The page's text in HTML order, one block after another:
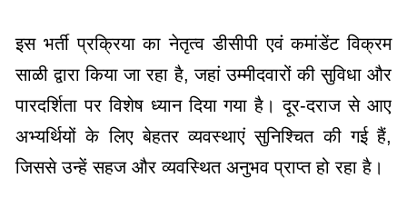
इस भर्ती प्रक्रिया का नेतृत्व डीसीपी एवं कमांडेंट विक्रम
साळी द्वारा किया जा रहा है, जहां उम्मीदवारों की सुविधा और
पारदर्शिता पर विशेष ध्यान दिया गया है। दूर-दराज से आए
अभ्यर्थियों के लिए बेहतर व्यवस्थाएं सुनिश्चित की गई हैं,
जिससे उन्हें सहज और व्यवस्थित अनुभव प्राप्त हो रहा है।